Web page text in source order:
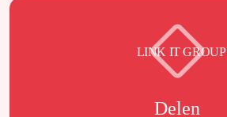
LINK IT GROUP
Delen